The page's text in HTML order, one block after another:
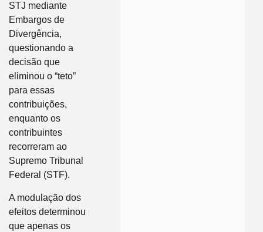
STJ mediante
Embargos de
Divergência,
questionando a
decisão que
eliminou o “teto”
para essas
contribuições,
enquanto os
contribuintes
recorreram ao
Supremo Tribunal
Federal (STF).
A modulação dos
efeitos determinou
que apenas os